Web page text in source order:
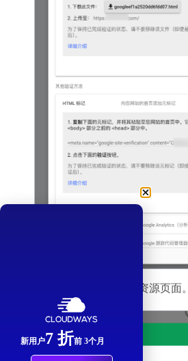
验证成功之后可以点击前往资源页面。
新用户7 折前 3个月